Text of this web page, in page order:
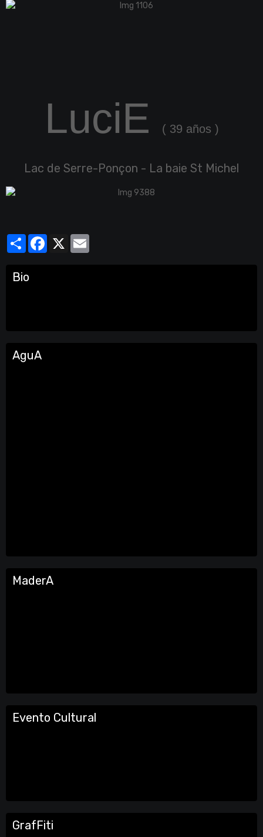
LuciE ( 39 años )
Lac de Serre-Ponçon - La baie St Michel
PartagerFacebook
X
Bio
AguA
MaderA
Evento Cultural
GrafFiti